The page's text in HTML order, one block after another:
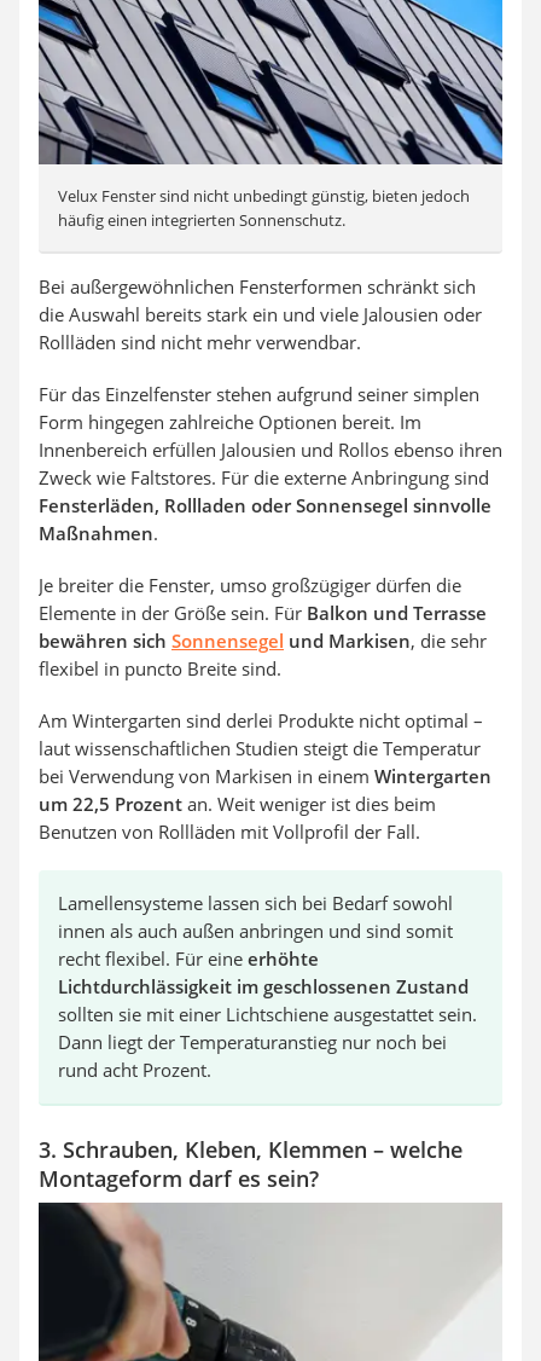
Velux Fenster sind nicht unbedingt günstig, bieten jedoch
häufig einen integrierten Sonnenschutz.
Bei außergewöhnlichen Fensterformen schränkt sich
die Auswahl bereits stark ein und viele Jalousien oder
Rollläden sind nicht mehr verwendbar.
Für das Einzelfenster stehen aufgrund seiner simplen
Form hingegen zahlreiche Optionen bereit. Im
Innenbereich erfüllen Jalousien und Rollos ebenso ihren
Zweck wie Faltstores. Für die externe Anbringung sind
Fensterläden, Rollladen oder Sonnensegel sinnvolle
Maßnahmen.
Je breiter die Fenster, umso großzügiger dürfen die
Elemente in der Größe sein. Für Balkon und Terrasse
bewähren sich Sonnensegel und Markisen, die sehr
flexibel in puncto Breite sind.
Am Wintergarten sind derlei Produkte nicht optimal –
laut wissenschaftlichen Studien steigt die Temperatur
bei Verwendung von Markisen in einem Wintergarten
um 22,5 Prozent an. Weit weniger ist dies beim
Benutzen von Rollläden mit Vollprofil der Fall.
Lamellensysteme lassen sich bei Bedarf sowohl
innen als auch außen anbringen und sind somit
recht flexibel. Für eine erhöhte
Lichtdurchlässigkeit im geschlossenen Zustand
sollten sie mit einer Lichtschiene ausgestattet sein.
Dann liegt der Temperaturanstieg nur noch bei
rund acht Prozent.
3. Schrauben, Kleben, Klemmen – welche
Montageform darf es sein?